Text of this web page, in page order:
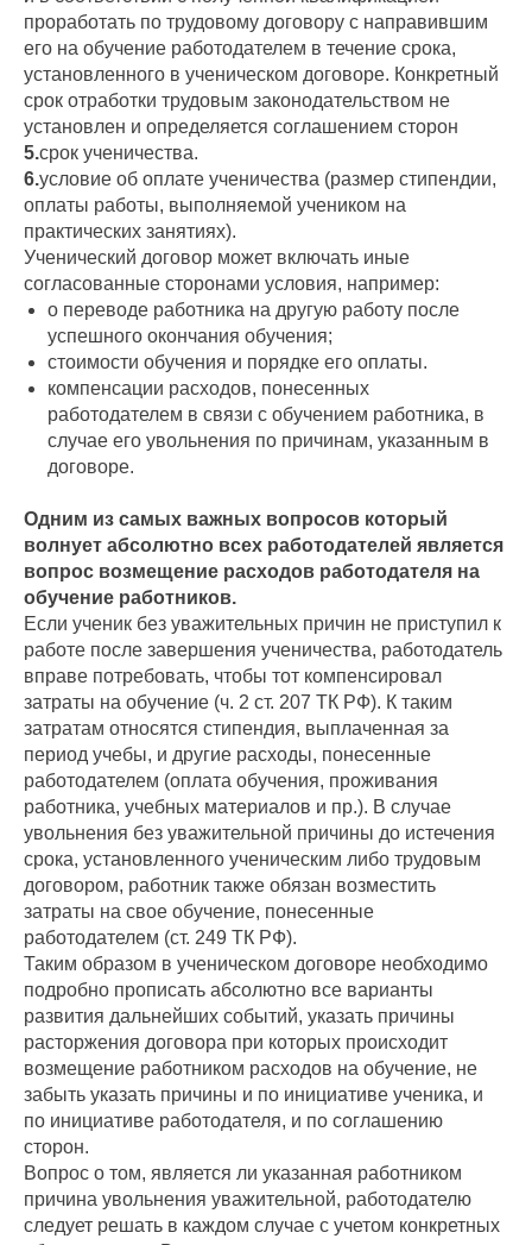
проработать по трудовому договору с направившим
его на обучение работодателем в течение срока,
установленного в ученическом договоре. Конкретный
срок отработки трудовым законодательством не
установлен и определяется соглашением сторон
5.срок ученичества.
6.условие об оплате ученичества (размер стипендии,
оплаты работы, выполняемой учеником на
практических занятиях).
Ученический договор может включать иные
согласованные сторонами условия, например:
о переводе работника на другую работу после
успешного окончания обучения;
стоимости обучения и порядке его оплаты.
компенсации расходов, понесенных
работодателем в связи с обучением работника, в
случае его увольнения по причинам, указанным в
договоре.
Одним из самых важных вопросов который
волнует абсолютно всех работодателей является
вопрос возмещение расходов работодателя на
обучение работников.
Если ученик без уважительных причин не приступил к
работе после завершения ученичества, работодатель
вправе потребовать, чтобы тот компенсировал
затраты на обучение (ч. 2 ст. 207 ТК РФ). К таким
затратам относятся стипендия, выплаченная за
период учебы, и другие расходы, понесенные
работодателем (оплата обучения, проживания
работника, учебных материалов и пр.). В случае
увольнения без уважительной причины до истечения
срока, установленного ученическим либо трудовым
договором, работник также обязан возместить
затраты на свое обучение, понесенные
работодателем (ст. 249 ТК РФ).
Таким образом в ученическом договоре необходимо
подробно прописать абсолютно все варианты
развития дальнейших событий, указать причины
расторжения договора при которых происходит
возмещение работником расходов на обучение, не
забыть указать причины и по инициативе ученика, и
по инициативе работодателя, и по соглашению
сторон.
Вопрос о том, является ли указанная работником
причина увольнения уважительной, работодателю
следует решать в каждом случае с учетом конкретных